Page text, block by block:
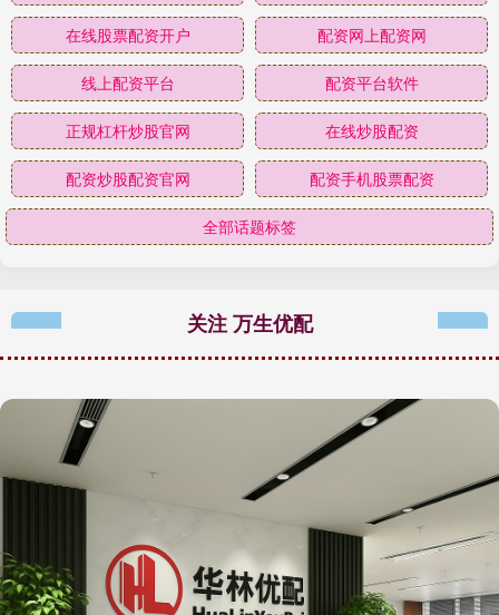
在线股票配资开户 配资网上配资网
线上配资平台 配资平台软件
正规杠杆炒股官网 在线炒股配资
配资炒股配资官网 配资手机股票配资
全部话题标签
关注 万生优配